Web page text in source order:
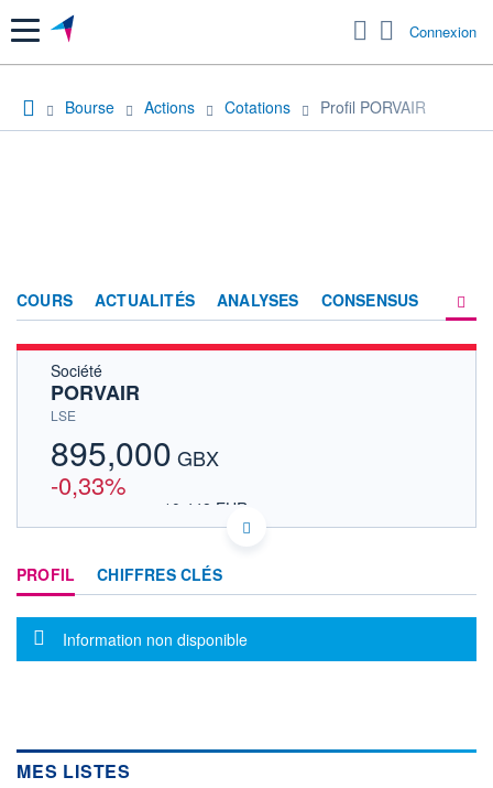
Menu Connexion
Bourse Actions Cotations Profil PORVAIR
COURS ACTUALITÉS ANALYSES CONSENSUS
Société
PORVAIR
LSE
895,000 GBX
-0,33%
10,448 EUR
DONNÉES TEMPS DIFFÉRÉ
Politique d'exécution
PROFIL CHIFFRES CLÉS
Message d'information
Information non disponible
MES LISTES